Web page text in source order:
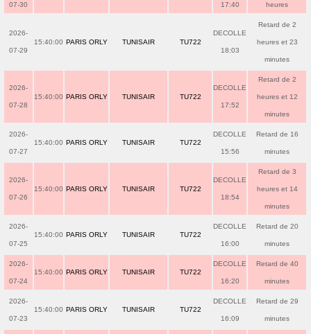
07-30 17:40 heures
2026-
07-29
15:40:00 PARIS ORLY TUNISAIR TU722
DECOLLE
18:03
Retard de 2
heures et 23
minutes
2026-
07-28
15:40:00 PARIS ORLY TUNISAIR TU722
DECOLLE
17:52
Retard de 2
heures et 12
minutes
2026-
07-27
15:40:00 PARIS ORLY TUNISAIR TU722
DECOLLE
15:56
Retard de 16
minutes
2026-
07-26
15:40:00 PARIS ORLY TUNISAIR TU722
DECOLLE
18:54
Retard de 3
heures et 14
minutes
2026-
07-25
15:40:00 PARIS ORLY TUNISAIR TU722
DECOLLE
16:00
Retard de 20
minutes
2026-
07-24
15:40:00 PARIS ORLY TUNISAIR TU722
DECOLLE
16:20
Retard de 40
minutes
2026-
07-23
15:40:00 PARIS ORLY TUNISAIR TU722
DECOLLE
16:09
Retard de 29
minutes